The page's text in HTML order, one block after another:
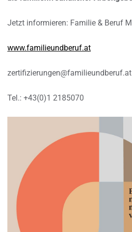
Jetzt informieren: Familie & Beruf
www.familieundberuf.at
zertifizierungen@familieundberuf.at
Tel.: +43(0)1 2185070